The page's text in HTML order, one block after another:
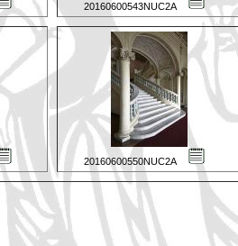
20160600543NUC2A
20160600550NUC2A